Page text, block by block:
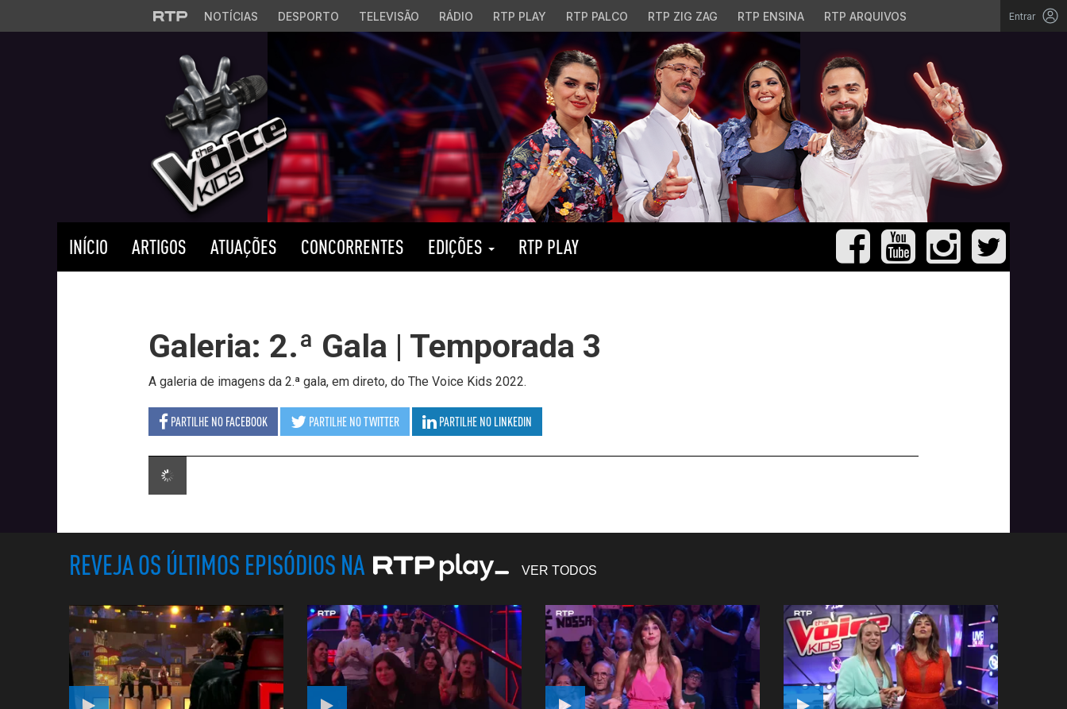
Saltar para o conteúdo principal
NOTÍCIAS DESPORTO TELEVISÃO RÁDIO RTP PLAY RTP PALCO RTP ZIG ZAG RTP ENSINA RTP ARQUIVOS Entrar
INÍCIO ARTIGOS ATUAÇÕES CONCORRENTES EDIÇÕES RTP PLAY
Galeria: 2.ª Gala | Temporada 3
A galeria de imagens da 2.ª gala, em direto, do The Voice Kids 2022.
PARTILHE NO FACEBOOK PARTILHE NOTWITTER PARTILHE NO LINKEDIN
REVEJA OS ÚLTIMOS EPISÓDIOS NA VER TODOS